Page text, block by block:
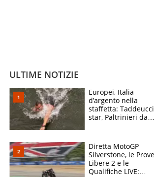
ULTIME NOTIZIE
Europei, Italia
d’argento nella
staffetta: Taddeucci
star, Paltrinieri da
Padre Pio
Diretta MotoGP
Silverstone, le Prove
Libere 2 e le
Qualifiche LIVE: